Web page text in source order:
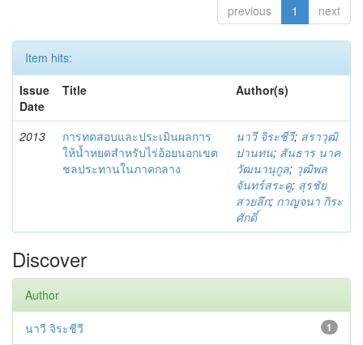
previous 1 next
Item hits:
Issue
Date
Title Author(s)
2013
การทดสอบและประเมินผลการ
ให้น้ำหยดสำหรับไร่อ้อยนอกเขต
ชลประทานในภาคกลาง
นาวี จิระชีวี; สราวุฒิ
ปานทน; สันธาร นาค
วัฒนานุกูล; วุฒิพล
จันทร์สระคู; สุรชัย
สวยลึก; กาญจนา กิระ
ศักดิ์
Discover
Author
1
นาวี จิระชีวี